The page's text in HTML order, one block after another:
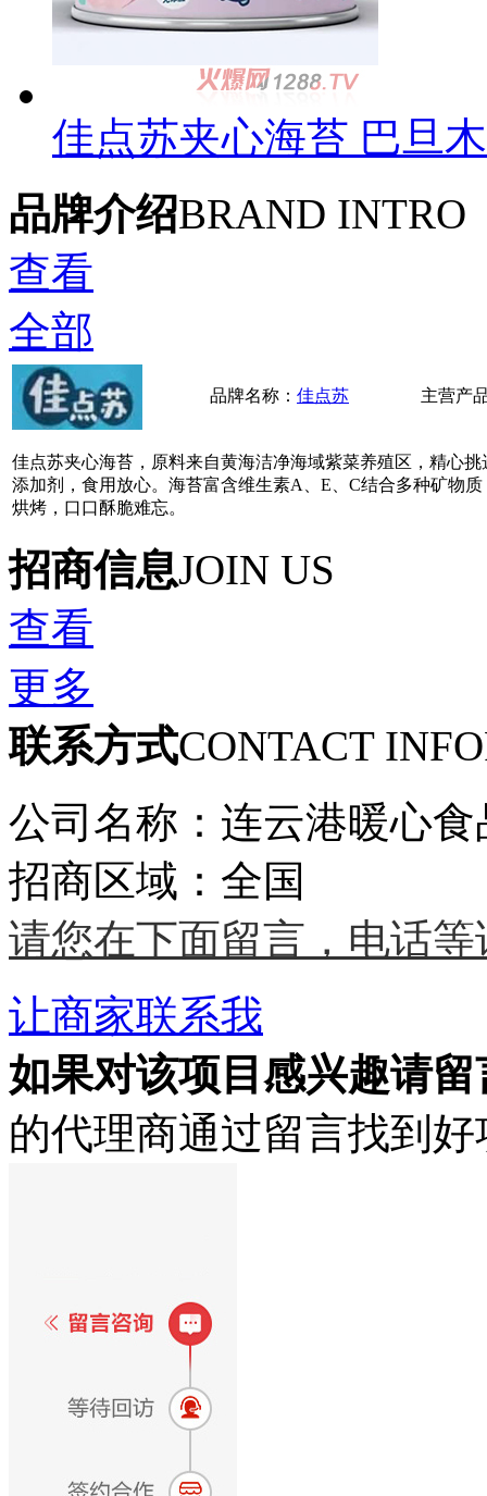
佳点苏夹心海苔 巴旦
品牌介绍BRAND INTRO
查看
全部
品牌名称： 佳点苏 主营产
佳点苏夹心海苔，原料来自黄海洁净海域紫菜养殖区，精心
添加剂，食用放心。海苔富含维生素A、E、C结合多种矿物
烘烤，口口酥脆难忘。
招商信息JOIN US
查看
更多
联系方式CONTACT
公司名称：连云港暖心
招商区域：全国
请您在下面留言，电话
让商家联系我
如果对该项目感兴趣请留
的代理商通过留言找到